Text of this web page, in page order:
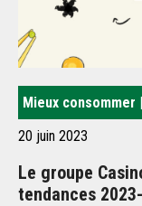
Mieux consommer
20 juin 2023
Le groupe
tendances